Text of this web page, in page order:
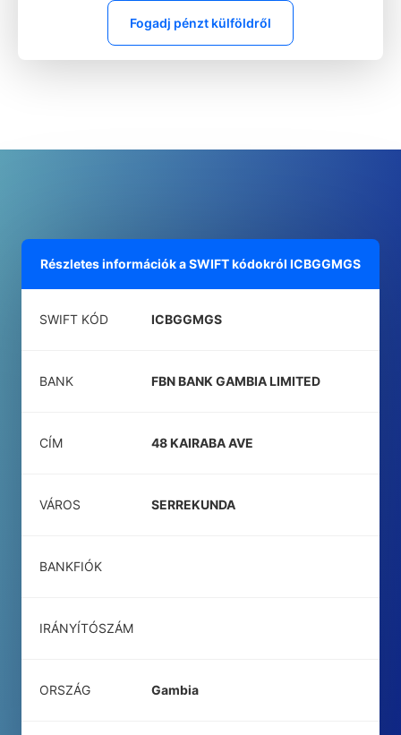
Fogadj pénzt külföldről
Részletes információk a SWIFT kódokról ICBGGMGS
SWIFT KÓD ICBGGMGS
BANK FBN BANK GAMBIA LIMITED
CÍM 48 KAIRABA AVE
VÁROS SERREKUNDA
BANKFIÓK
IRÁNYÍTÓSZÁM
ORSZÁG Gambia